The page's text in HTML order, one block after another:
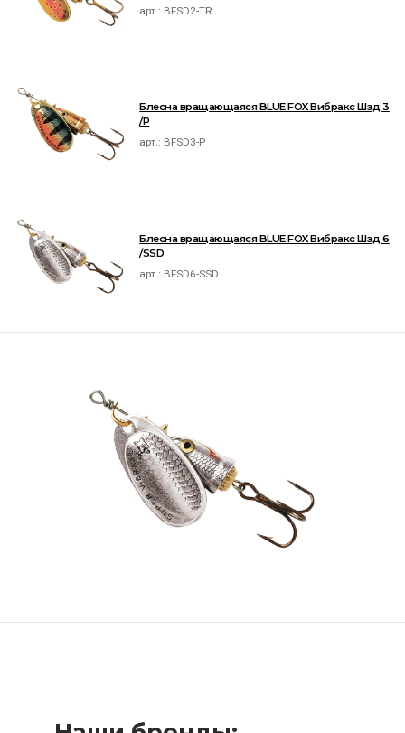
арт.: BFSD2-TR
Блесна вращающаяся BLUE FOX Вибракс Шэд 3
/P
арт.: BFSD3-P
Блесна вращающаяся BLUE FOX Вибракс Шэд 6
/SSD
арт.: BFSD6-SSD